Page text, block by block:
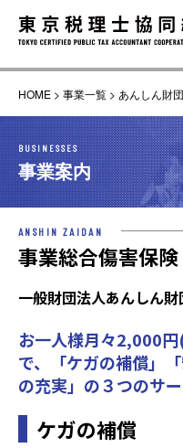
HOME > 事業一覧 > あんしん財団
BUSINESSES
事業案内
ANSHIN ZAIDAN
事業総合傷害保険
一般財団法人あんしん財
お一人様月々2,000
で、「ケガの補償」
の充実」の３つのサ
ケガの補償